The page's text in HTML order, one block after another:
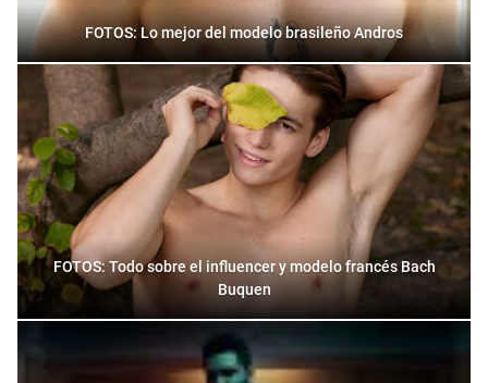
FOTOS: Lo mejor del modelo brasileño Andros
FOTOS: Todo sobre el influencer y modelo francés Bach
Buquen